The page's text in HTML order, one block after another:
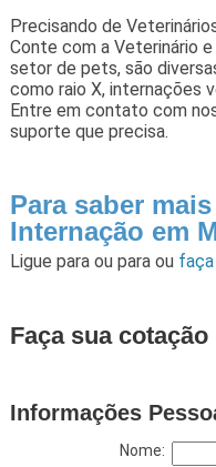
Precisando de
Conte com a Veterinário
setor de pets, são
como raio X, internações
Entre em contato com
suporte que precisa.
Para saber
Internação em
Ligue para ou para ou
Faça sua cotação
Informações
Nome: